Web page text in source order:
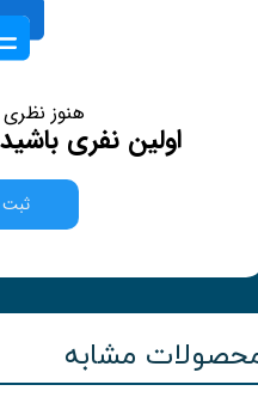
هنوز
اولین نفری
مشابه